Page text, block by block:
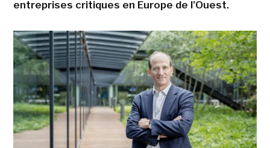
entreprises critiques en Europe de l'Ouest.